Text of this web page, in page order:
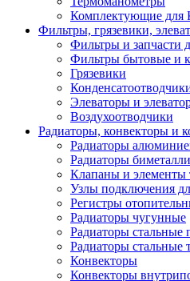
Комплектующие
Фильтры, грязевики,
Фильтры и запчасти
Фильтры бытовые и
Грязевики
Элеваторы и
Воздухоотводчики
Радиаторы, конвекторы и
Радиаторы
Радиаторы
Клапаны и элементы
Узлы подключения
Регистры
Радиаторы чугунные
Радиаторы стальные
Радиаторы стальные
Конвекторы
Конвекторы